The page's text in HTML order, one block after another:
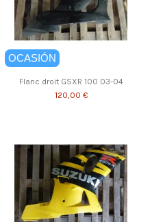
OCASIÓN
Flanc droit GSXR 100 03-04
120,00 €